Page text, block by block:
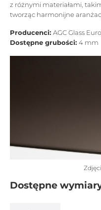
z różnymi materiałami,
tworząc harmonijne
Producenci: AGC Glass
Dostępne grubości: 4 mm
Dostępne